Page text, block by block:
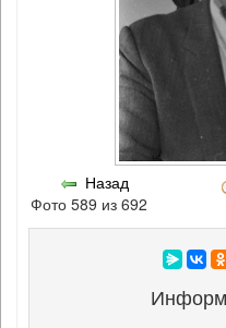
Назад
Фото 589 из 692